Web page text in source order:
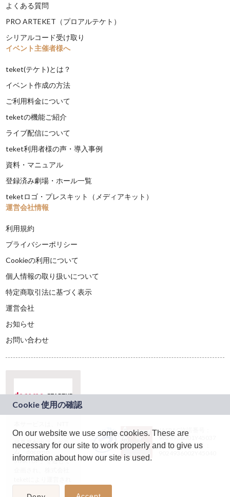
よくある質問
PRO ARTEKET（プロアルテケト）
シリアルコード受け取り
イベント主催者様へ
teket(テケト)とは？
イベント作成の方法
ご利用料金について
teketの機能ご紹介
ライブ配信について
teket利用者様の声・導入事例
資料・マニュアル
登録済み劇場・ホール一覧
teketロゴ・プレスキット（メディアキット）
運営会社情報
利用規約
プライバシーポリシー
Cookieの利用について
個人情報の取り扱いについて
特定商取引法に基づく表示
運営会社
お知らせ
お問い合わせ
ドコモグループの新
規事業創出プログラ
ム「docomo
STARTUP」を通じて
JASRAC許諾番号：
9024936001Y45037
JASRAC許諾番号：
On our website we use some cookies. These are
necessary for our site to work properly and to give us
information about how our site is used.